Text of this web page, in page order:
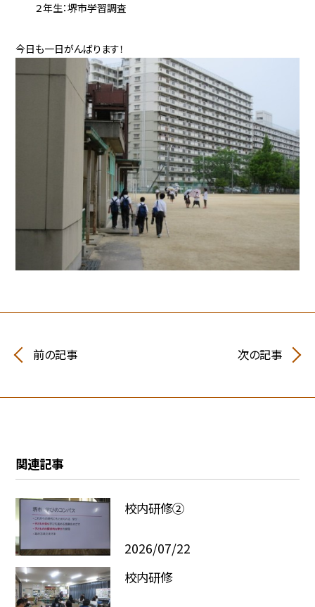
２年生：堺市学習調査
今日も一日がんばります！
前の記事 次の記事
関連記事
校内研修②
2026/07/22
校内研修